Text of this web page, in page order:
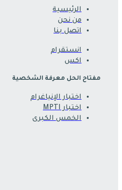
الرئيسية
من نحن
اتصل بنا
انستقرام
اكس
مفتاح الحل معرفة الشخصية
اختبار الإنياغرام
اختبار MPTI
الخمس الكبرى